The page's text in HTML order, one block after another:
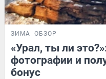
ЗИМА ОБЗОР
«Урал, ты ли
фотографии и
бонус